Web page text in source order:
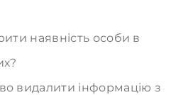
наявність особи в
видалити інформацію з